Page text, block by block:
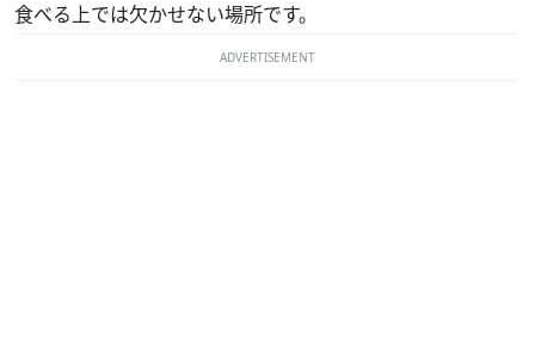
食べる上では欠かせない場所です。
ADVERTISEMENT